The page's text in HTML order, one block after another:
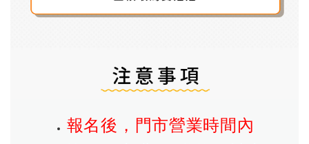
報名後，門市營業時間內